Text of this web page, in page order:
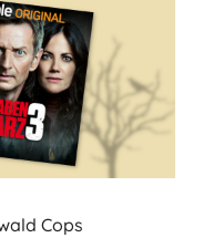
Cops